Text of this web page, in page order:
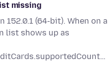
missing
152.0.1 (64-bit). When on a
list shows up as